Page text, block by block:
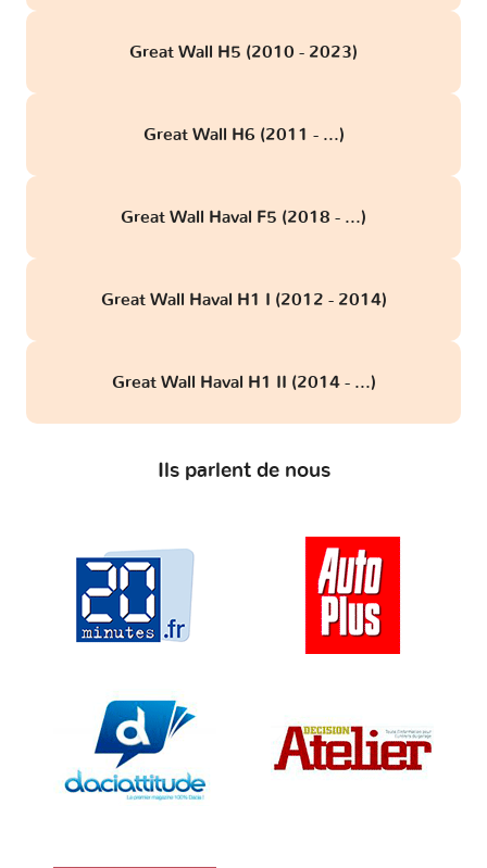
Great Wall H5 (2010 - 2023)
Great Wall H6 (2011 - ...)
Great Wall Haval F5 (2018 - ...)
Great Wall Haval H1 I (2012 - 2014)
Great Wall Haval H1 II (2014 - ...)
Ils parlent de nous